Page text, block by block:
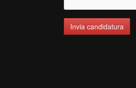
Invia candidatura